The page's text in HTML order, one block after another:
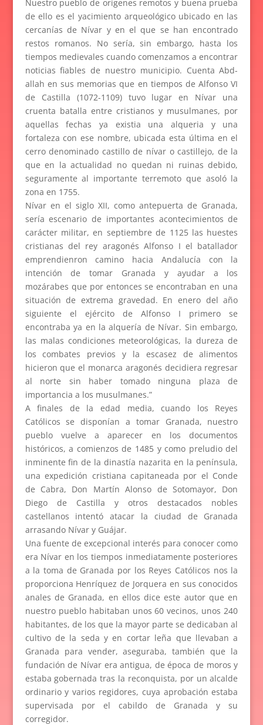
Nuestro pueblo de orígenes remotos y buena prueba
de ello es el yacimiento arqueológico ubicado en las
cercanías de Nívar y en el que se han encontrado
restos romanos. No sería, sin embargo, hasta los
tiempos medievales cuando comenzamos a encontrar
noticias fiables de nuestro municipio. Cuenta Abd-
allah en sus memorias que en tiempos de Alfonso VI
de Castilla (1072-1109) tuvo lugar en Nívar una
cruenta batalla entre cristianos y musulmanes, por
aquellas fechas ya existia una alqueria y una
fortaleza con ese nombre, ubicada esta última en el
cerro denominado castillo de nívar o castillejo, de la
que en la actualidad no quedan ni ruinas debido,
seguramente al importante terremoto que asoló la
zona en 1755.
Nívar en el siglo XII, como antepuerta de Granada,
sería escenario de importantes acontecimientos de
carácter militar, en septiembre de 1125 las huestes
cristianas del rey aragonés Alfonso I el batallador
emprendienron camino hacia Andalucía con la
intención de tomar Granada y ayudar a los
mozárabes que por entonces se encontraban en una
situación de extrema gravedad. En enero del año
siguiente el ejército de Alfonso I primero se
encontraba ya en la alquería de Nívar. Sin embargo,
las malas condiciones meteorológicas, la dureza de
los combates previos y la escasez de alimentos
hicieron que el monarca aragonés decidiera regresar
al norte sin haber tomado ninguna plaza de
importancia a los musulmanes.”
A finales de la edad media, cuando los Reyes
Católicos se disponían a tomar Granada, nuestro
pueblo vuelve a aparecer en los documentos
históricos, a comienzos de 1485 y como preludio del
inminente fin de la dinastía nazarita en la península,
una expedición cristiana capitaneada por el Conde
de Cabra, Don Martín Alonso de Sotomayor, Don
Diego de Castilla y otros destacados nobles
castellanos intentó atacar la ciudad de Granada
arrasando Nívar y Guájar.
Una fuente de excepcional interés para conocer como
era Nívar en los tiempos inmediatamente posteriores
a la toma de Granada por los Reyes Católicos nos la
proporciona Henríquez de Jorquera en sus conocidos
anales de Granada, en ellos dice este autor que en
nuestro pueblo habitaban unos 60 vecinos, unos 240
habitantes, de los que la mayor parte se dedicaban al
cultivo de la seda y en cortar leña que llevaban a
Granada para vender, aseguraba, también que la
fundación de Nívar era antigua, de época de moros y
estaba gobernada tras la reconquista, por un alcalde
ordinario y varios regidores, cuya aprobación estaba
supervisada por el cabildo de Granada y su
corregidor.